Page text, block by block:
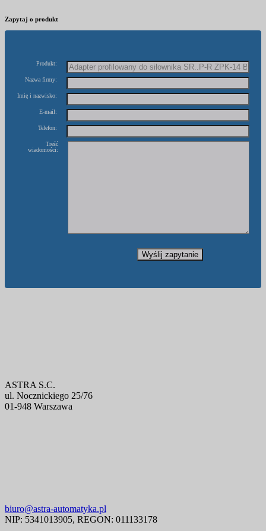
Zapytaj o produkt
Produkt:
Nazwa firmy:
Imię i nazwisko:
E-mail:
Telefon:
Treść
wiadomości:
ASTRA S.C.
ul. Nocznickiego 25/76
01-948 Warszawa
biuro@astra-automatyka.pl
NIP: 5341013905, REGON: 011133178